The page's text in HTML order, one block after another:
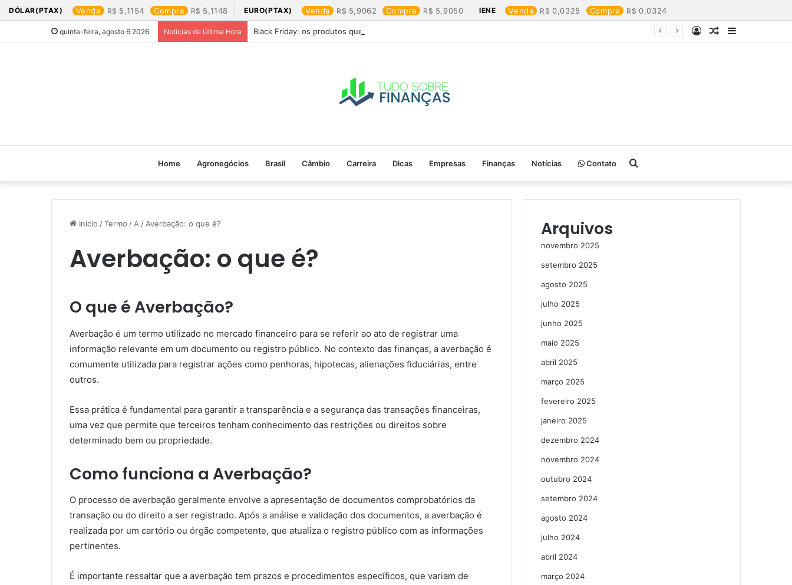
DÓLAR(PTAX) Venda 5,1154 Compra 5,1148 EURO(PTAX) Venda 5,9062 Compra 5,9050 IENE Venda 0,0325 Compra 0,0324
quinta-feira, agosto 6 2026 Notícias de Última Hora Black Friday: os produtos que mais valem a pena
Barra
Artigo
Entrar
Home Agronegócios Brasil Câmbio Carreira Dicas Empresas Finanças Notícias Contato Procurar
por
Início /Termo / A / Averbação: o que é?
Averbação: o que é?
O que é Averbação?
Averbação é um termo utilizado no mercado financeiro para se referir ao ato de registrar uma
informação relevante em um documento ou registro público. No contexto das finanças, a averbação é
comumente utilizada para registrar ações como penhoras, hipotecas, alienações fiduciárias, entre
outros.
Essa prática é fundamental para garantir a transparência e a segurança das transações financeiras,
uma vez que permite que terceiros tenham conhecimento das restrições ou direitos sobre
determinado bem ou propriedade.
Como funciona a Averbação?
O processo de averbação geralmente envolve a apresentação de documentos comprobatórios da
transação ou do direito a ser registrado. Após a análise e validação dos documentos, a averbação é
realizada por um cartório ou órgão competente, que atualiza o registro público com as informações
pertinentes.
É importante ressaltar que a averbação tem prazos e procedimentos específicos, que variam de
Arquivos
novembro 2025
setembro 2025
agosto 2025
julho 2025
junho 2025
maio 2025
abril 2025
março 2025
fevereiro 2025
janeiro 2025
dezembro 2024
novembro 2024
outubro 2024
setembro 2024
agosto 2024
julho 2024
abril 2024
março 2024